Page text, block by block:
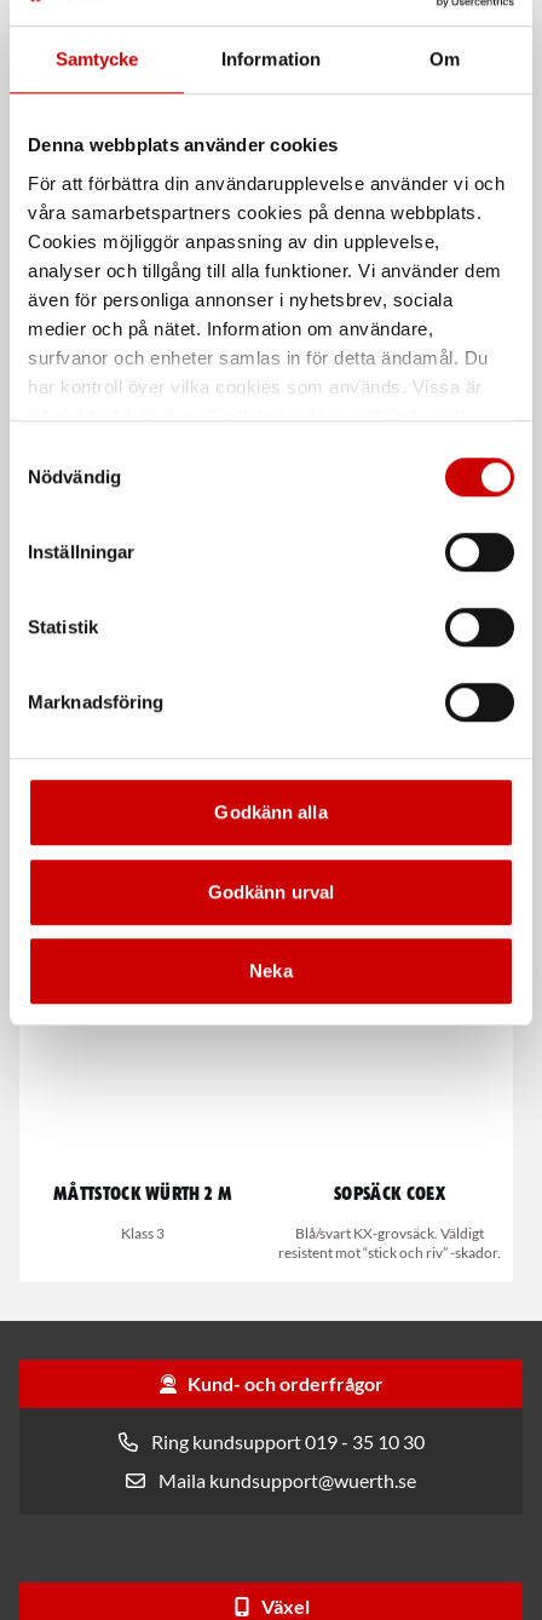
Samtycke Information Om
Denna webbplats använder cookies
För att förbättra din användarupplevelse använder vi och
våra samarbetspartners cookies på denna webbplats.
Cookies möjliggör anpassning av din upplevelse,
analyser och tillgång till alla funktioner. Vi använder dem
även för personliga annonser i nyhetsbrev, sociala
medier och på nätet. Information om användare,
surfvanor och enheter samlas in för detta ändamål. Du
har kontroll över vilka cookies som används. Vissa är
tekniskt nödvändiga. Godkännande av statistik- och
länder utanför EU med olika dataskyddsnormer. Genom
att godkänna samtycker du till sådana överföringar. Läs
Nödvändig
Inställningar
Statistik
Marknadsföring
Godkänn alla
Godkänn urval
Neka
Märkpenna blyerts med utbytbara
Mix med blyerts. Röd samt Gul.
Märkpenna djup Märkpenna rund spets
Permanent med rund spets
Stiftmärkpenna Würth
Märkpenna blyerts med utbytbara
stift
Träskruv ASSY® 4 Nordic
Träskruv Nordic C4 härdat stål,
delgängad, försänkt huvud
Måttstock Würth 2 m
Klass 3
Sopsäck Coex
Blå/svart KX-grovsäck. Väldigt
resistent mot “stick och riv” -skador.
Kund- och orderfrågor
Ring kundsupport 019 - 35 10 30
Maila kundsupport@wuerth.se
Växel